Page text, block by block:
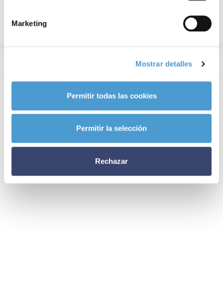
Marketing
Mostrar detalles
Permitir todas las cookies
Permitir la selección
Rechazar